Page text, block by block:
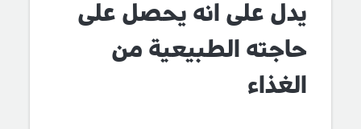
يدل على انه يحصل على
حاجته الطبيعية من
الغذاء